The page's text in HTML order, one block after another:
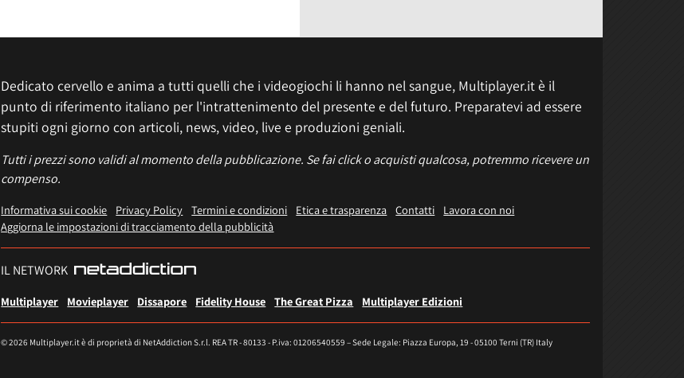
Dedicato cervello e anima a tutti quelli che i videogiochi li hanno nel sangue, Multiplayer.it è il
punto di riferimento italiano per l'intrattenimento del presente e del futuro. Preparatevi ad essere
stupiti ogni giorno con articoli, news, video, live e produzioni geniali.
Tutti i prezzi sono validi al momento della pubblicazione. Se fai click o acquisti qualcosa, potremmo ricevere un
compenso.
Informativa sui cookie Privacy Policy Termini e condizioni Etica e trasparenza Contatti
Lavora con noi
Aggiorna le impostazioni di tracciamento della pubblicità
IL NETWORK
Multiplayer Movieplayer Dissapore Fidelity House The Great Pizza Multiplayer Edizioni
© 2026 Multiplayer.it è di proprietà di NetAddiction S.r.l. REA TR - 80133 - P.iva: 01206540559 – Sede Legale: Piazza Europa, 19 - 05100 Terni (TR) Italy